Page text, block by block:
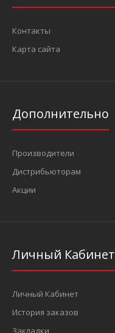
Контакты
Карта сайта
Дополнительно
Производители
Дистрибьюторам
Акции
Личный Кабинет
Личный Кабинет
История заказов
Закладки